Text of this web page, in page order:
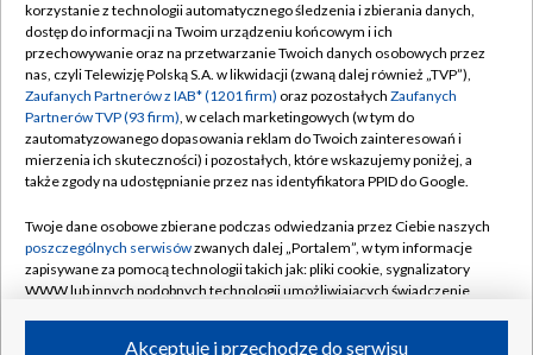
TVP
Abonament TVP
Emisja w TVP
Centrum informacji TVP
Naziemna Telewizja Cyfrowa
Rada Programowa
System NOS
Informacje o nadawcy
Regulamin TVP
Polityka prywatności
Moje zgody
Pomoc
Kontakt
Kanały
korzystanie z technologii automatycznego śledzenia i zbierania danych,
dostęp do informacji na Twoim urządzeniu końcowym i ich
przechowywanie oraz na przetwarzanie Twoich danych osobowych przez
nas, czyli Telewizję Polską S.A. w likwidacji (zwaną dalej również „TVP”),
Zaufanych Partnerów z IAB* (1201 firm) oraz pozostałych Zaufanych
Partnerów TVP (93 firm), w celach marketingowych (w tym do
zautomatyzowanego dopasowania reklam do Twoich zainteresowań i
mierzenia ich skuteczności) i pozostałych, które wskazujemy poniżej, a
także zgody na udostępnianie przez nas identyfikatora PPID do Google.
Twoje dane osobowe zbierane podczas odwiedzania przez Ciebie naszych
poszczególnych serwisówzwanych dalej „Portalem”, w tym informacje
zapisywane za pomocą technologii takich jak: pliki cookie, sygnalizatory
WWW lub innych podobnych technologii umożliwiających świadczenie
Akceptuję i przechodzę do serwisu